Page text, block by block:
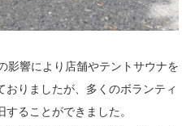
影響により店舗やテントサウナを
りましたが、多くのボランティ
ることができました。